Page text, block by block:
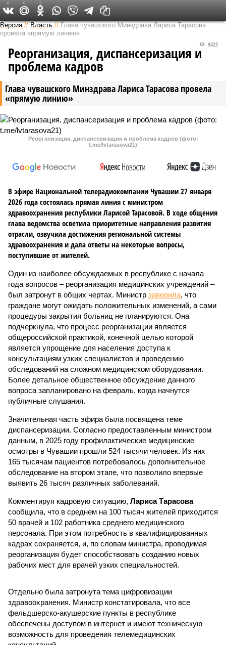
Версия в Чувашии
Версия //Власть //Глава чувашского Минздрава Лариса Тарасова
провела «прямую линию»
Глава чувашского Минздрава Лариса Тарасова провела
«прямую линию»
9423
Реорганизация, диспансеризация и
проблема кадров
Реорганизация, диспансеризация и проблема кадров (фото:
t.me/lvtarasova21)
В эфире Национальной телерадиокомпании Чувашии 27 января
2026 года состоялась прямая линия с министром
здравоохранения республики Ларисой Тарасовой. В ходе общения
глава ведомства осветила приоритетные направления развития
отрасли, озвучила достижения региональной системы
здравоохранения и дала ответы на некоторые вопросы,
поступившие от жителей.
Один из наиболее обсуждаемых в республике с начала
года вопросов – реорганизация медицинских учреждений –
был затронут в общих чертах. Министр заверила, что
граждане могут ожидать положительных изменений, а сами
процедуры закрытия больниц не планируются. Она
подчеркнула, что процесс реорганизации является
общероссийской практикой, конечной целью которой
является упрощение для населения доступа к
консультациям узких специалистов и проведению
обследований на сложном медицинском оборудовании.
Более детальное общественное обсуждение данного
вопроса запланировано на февраль, когда начнутся
публичные слушания.
Значительная часть эфира была посвящена теме
диспансеризации. Согласно предоставленным министром
данным, в 2025 году профилактические медицинские
осмотры в Чувашии прошли 524 тысячи человек. Из них
165 тысячам пациентов потребовалось дополнительное
обследование на втором этапе, что позволило впервые
выявить 26 тысяч различных заболеваний.
Комментируя кадровую ситуацию, Лариса Тарасова
сообщила, что в среднем на 100 тысяч жителей приходится
50 врачей и 102 работника среднего медицинского
персонала. При этом потребность в квалифицированных
кадрах сохраняется, и, по словам министра, проводимая
реорганизация будет способствовать созданию новых
рабочих мест для врачей узких специальностей.
Отдельно была затронута тема цифровизации
здравоохранения. Министр констатировала, что все
фельдшерско-акушерские пункты в республике
обеспечены доступом в интернет и имеют техническую
возможность для проведения телемедицинских
0 0 2